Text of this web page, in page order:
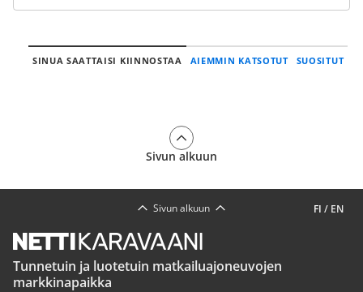
SINUA SAATTAISI KIINNOSTAA AIEMMIN KATSOTUT SUOSITUT
Sivun alkuun
FI / EN
Sivun alkuun
Tunnetuin ja luotetuin matkailuajoneuvojen
markkinapaikka